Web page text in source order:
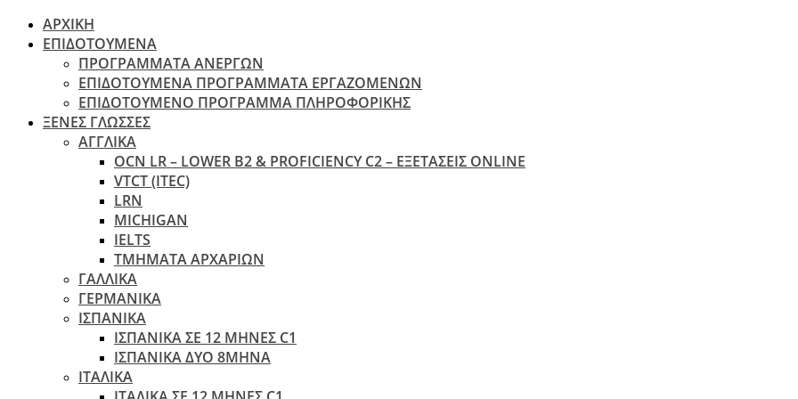
ΑΡΧΙΚΗ
ΕΠΙΔΟΤΟΥΜΕΝΑ
ΠΡΟΓΡΑΜΜΑΤΑ ΑΝΕΡΓΩΝ
ΕΠΙΔΟΤΟΥΜΕΝΑ ΠΡΟΓΡΑΜΜΑΤΑ ΕΡΓΑΖΟΜΕΝΩΝ
ΕΠΙΔΟΤΟΥΜΕΝΟ ΠΡΟΓΡΑΜΜΑ ΠΛΗΡΟΦΟΡΙΚΗΣ
ΞΕΝΕΣ ΓΛΩΣΣΕΣ
ΑΓΓΛΙΚΑ
OCN LR – LOWER B2 & PROFICIENCY C2 – ΕΞΕΤΆΣΕΙΣ ONLINE
VTCT (ITEC)
LRN
MICHIGAN
IELTS
ΤΜΗΜΑΤΑ ΑΡΧΑΡΙΩΝ
ΓΑΛΛΙΚΑ
ΓΕΡΜΑΝΙΚΑ
ΙΣΠΑΝΙΚΑ
ΙΣΠΑΝΙΚΑ ΣΕ 12 ΜΗΝΕΣ C1
ΙΣΠΑΝΙΚΑ ΔΥΟ 8ΜΗΝΑ
ΙΤΑΛΙΚΑ